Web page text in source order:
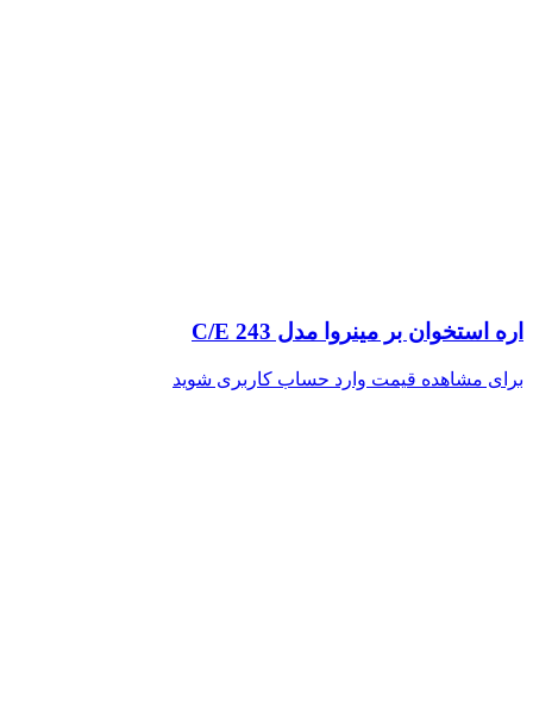
اره استخوان بر مینروا مدل C/E 243
برای مشاهده قیمت وارد حساب کاربری شوید